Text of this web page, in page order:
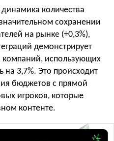
количества
сохранении
на рынке (+0,3%),
демонстрирует
использующих
на 3,7%. Это происходит
бюджетов с прямой
игроков, которые
контенте.